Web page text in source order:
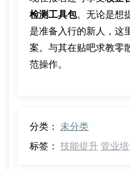
检测工具包。无论是想
是准备入行的新人，这
案。与其在贴吧求教零
范操作。
分类： 未分类
标签： 技能提升 管业